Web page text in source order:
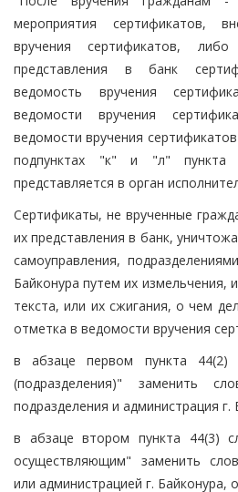
мероприятия сертификатов,
вручения сертификатов,
представления в банк
ведомость вручения
ведомости вручения
ведомости вручения
подпунктах "к" и "л" пункта
представляется в орган
Сертификаты, не врученные
их представления в банк,
самоуправления,
Байконура путем их измельчения,
текста, или их сжигания, о чем
отметка в ведомости вручения
в абзаце первом пункта 44(2)
(подразделения)" заменить
подразделения и администрация г.
в абзаце втором пункта 44(3)
осуществляющим" заменить
или администрацией г.